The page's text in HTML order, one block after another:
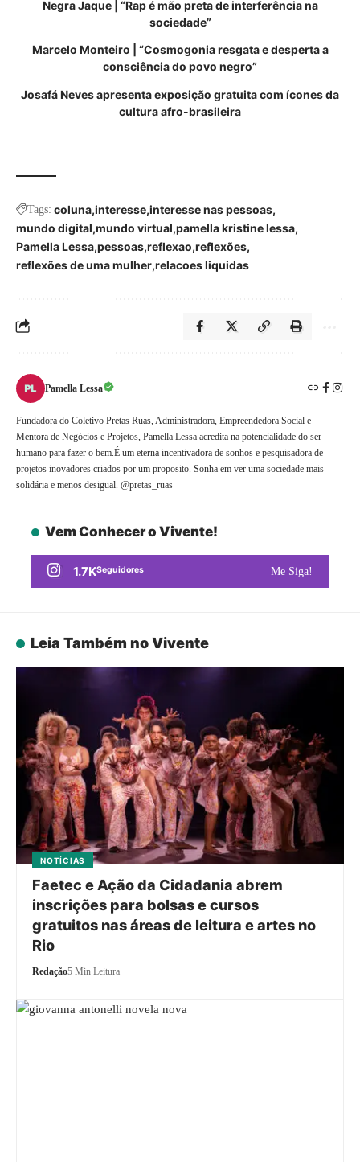
Negra Jaque | “Rap é mão preta de interferência na
sociedade”
Marcelo Monteiro | “Cosmogonia resgata e desperta a
consciência do povo negro”
Josafá Neves apresenta exposição gratuita com ícones da
cultura afro-brasileira
Tags: coluna interesse interesse nas pessoas
mundo digital mundo virtual pamella kristine lessa
Pamella Lessa pessoas reflexao reflexões
reflexões de uma mulher relacoes liquidas
Pamella Lessa
Fundadora do Coletivo Pretas Ruas, Administradora, Empreendedora Social e
Mentora de Negócios e Projetos, Pamella Lessa acredita na potencialidade do ser
humano para fazer o bem.É um eterna incentivadora de sonhos e pesquisadora de
projetos inovadores criados por um proposito. Sonha em ver uma sociedade mais
solidária e menos desigual. @pretas_ruas
Vem Conhecer o Vivente!
1.7KSeguidores Me Siga!
Leia Também no Vivente
NOTÍCIAS
Faetec e Ação da Cidadania abrem
inscrições para bolsas e cursos
gratuitos nas áreas de leitura e artes no
Rio
Redação5 Min Leitura